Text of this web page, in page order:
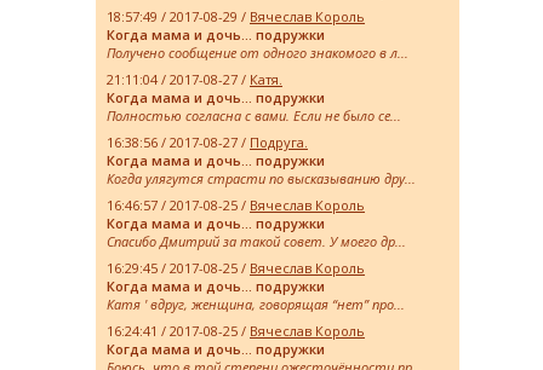
18:57:49 / 2017-08-29 / Вячеслав Король
Когда мама и дочь… подружки
Получено сообщение от одного знакомого в л...
21:11:04 / 2017-08-27 / Катя.
Когда мама и дочь… подружки
Полностью согласна с вами. Если не было се...
16:38:56 / 2017-08-27 / Подруга.
Когда мама и дочь… подружки
Когда улягутся страсти по высказыванию дру...
16:46:57 / 2017-08-25 / Вячеслав Король
Когда мама и дочь… подружки
Спасибо Дмитрий за такой совет. У моего др...
16:29:45 / 2017-08-25 / Вячеслав Король
Когда мама и дочь… подружки
Катя ' вдруг, женщина, говорящая “нет” про...
16:24:41 / 2017-08-25 / Вячеслав Король
Когда мама и дочь… подружки